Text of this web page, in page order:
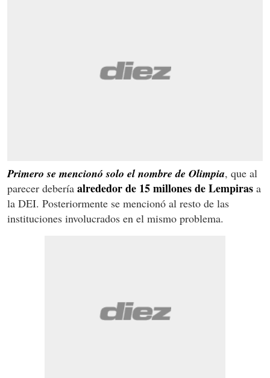
Primero se mencionó solo el nombre de Olimpia, que al
parecer debería alrededor de 15 millones de Lempiras a
la DEI. Posteriormente se mencionó al resto de las
instituciones involucrados en el mismo problema.